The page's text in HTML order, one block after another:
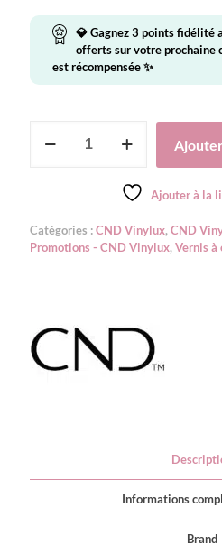
💎 Gagnez3 points fidélité
offerts sur votre prochaine
est récompensée ✨
Dreams
Ajouter à la
Catégories :CND Vinylux,CND
Promotions - CND Vinylux,Vernis à
Informations
Brand